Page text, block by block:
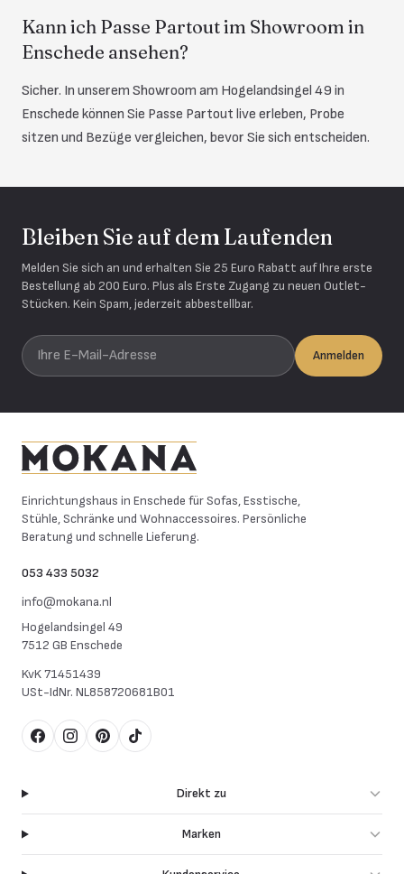
Kann ich Passe Partout im Showroom in
Enschede ansehen?
Sicher. In unserem Showroom am Hogelandsingel 49 in
Enschede können Sie Passe Partout live erleben, Probe
sitzen und Bezüge vergleichen, bevor Sie sich entscheiden.
Bleiben Sie auf dem Laufenden
Melden Sie sich an und erhalten Sie 25 Euro Rabatt auf Ihre erste
Bestellung ab 200 Euro. Plus als Erste Zugang zu neuen Outlet-
Stücken. Kein Spam, jederzeit abbestellbar.
Ihre E-Mail-Adresse
Anmelden
Einrichtungshaus in Enschede für Sofas, Esstische,
Stühle, Schränke und Wohnaccessoires. Persönliche
Beratung und schnelle Lieferung.
053 433 5032
info@mokana.nl
Hogelandsingel 49
7512 GB Enschede
KvK71451439
USt-IdNr. NL858720681B01
FacebookInstagram
Pinterest
TikTok
Direkt zu
Marken